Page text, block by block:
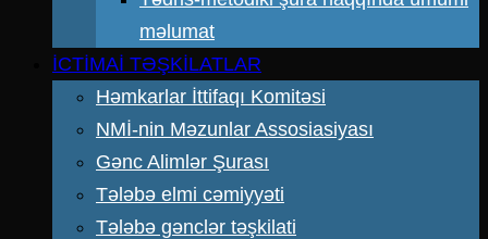
məlumat
İCTİMAİ TƏŞKİLATLAR
Həmkarlar İttifaqı Komitəsi
NMİ-nin Məzunlar Assosiasiyası
Gənc Alimlər Şurası
Tələbə elmi cəmiyyəti
Tələbə gənclər təşkilati